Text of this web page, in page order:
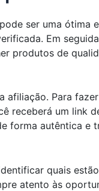
ser uma ótima
Em
produtos de
afiliação. Para
receberá um link
forma autêntica e
quais
atento às